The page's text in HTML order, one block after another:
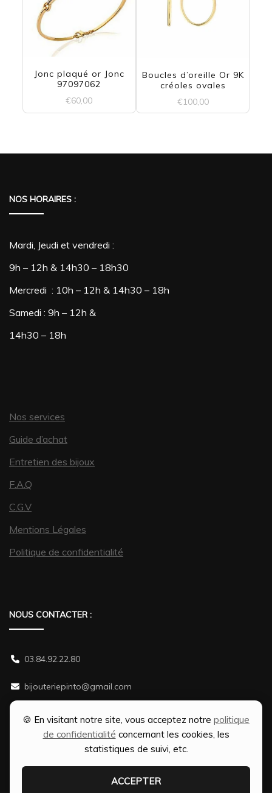
🍪 En visitant notre site, vous acceptez notre politique
de confidentialité concernant les cookies, les
statistiques de suivi, etc.
ACCEPTER
Jonc plaqué or Jonc
97097062
€60,00
Boucles d’oreille Or 9K
créoles ovales
€100,00
NOS HORAIRES :
Mardi, Jeudi et vendredi :
9h – 12h & 14h30 – 18h30
Mercredi : 10h – 12h & 14h30 – 18h
Samedi : 9h – 12h &
14h30 – 18h
Nos services
Guide d’achat
Entretien des bijoux
F.A.Q
C.G.V
Mentions Légales
Politique de confidentialité
NOUS CONTACTER :
03.84.92.22.80
bijouteriepinto@gmail.com
38 rue Gambetta 70500 JUSSEY